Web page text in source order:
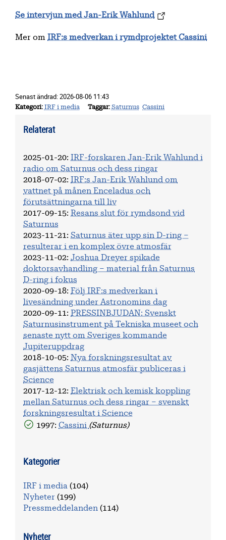
Se intervjun med Jan-Erik Wahlund
Mer om IRF:s medverkan i rymdprojektet Cassini
Senast ändrad:2026-08-06 11:43
Kategori IRF i media Taggar Saturnus Cassini
Relaterat
2025-01-20:
IRF-forskaren Jan-Erik Wahlund i
radio om Saturnus och dess ringar
2018-07-02:
IRF:s Jan-Erik Wahlund om
vattnet på månen Enceladus och
förutsättningarna till liv
2017-09-15: Resans slut för rymdsond vid
Saturnus
2023-11-21 : Saturnus äter upp sin D-ring –
resulterar i en komplex övre atmosfär
2023-11-02: Joshua Dreyer spikade
doktorsavhandling – material från Saturnus
D-ring i fokus
2020-09-18: Följ IRF:s medverkan i
livesändning under Astronomins dag
2020-09-11 : PRESSINBJUDAN: Svenskt
Saturnusinstrument på Tekniska museet och
senaste nytt om Sveriges kommande
Jupiteruppdrag
2018-10-05: Nya forskningsresultat av
gasjättens Saturnus atmosfär publiceras i
Science
2017-12-12: Elektrisk och kemisk koppling
mellan Saturnus och dess ringar – svenskt
forskningsresultat i Science
1997:Cassini (Saturnus)
Kategorier
IRF i media (104)
Nyheter (199)
Pressmeddelanden (114)
Nyheter